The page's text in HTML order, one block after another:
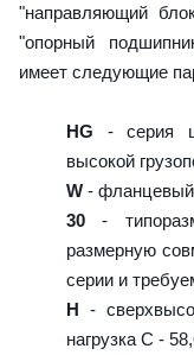
"направляющий
"опорный
имеет следующие
HG - серия
высокой
W - фланцевый
30 -
размерную
серии и
H -
нагрузка C -